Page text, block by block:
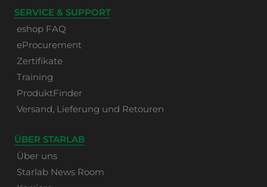
SERVICE & SUPPORT
eshop FAQ
eProcurement
Zertifikate
Training
ProduktFinder
Versand, Lieferung und Retouren
ÜBER STARLAB
Über uns
Starlab News Room